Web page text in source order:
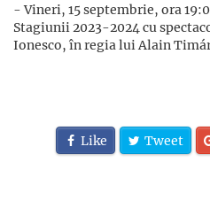
- Vineri, 15 septembrie, ora
Stagiunii 2023-2024 cu
Ionesco, în regia lui Alain
Like Tweet